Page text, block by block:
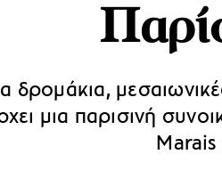
μια παρισινή
Marais